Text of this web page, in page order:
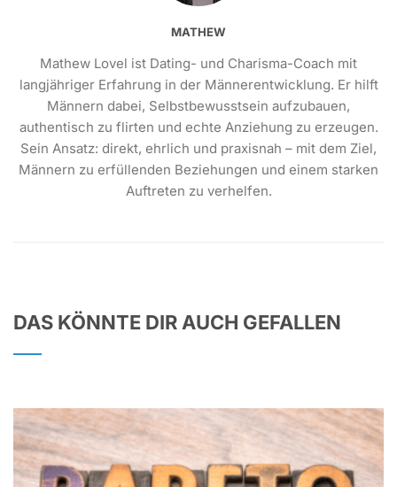
MATHEW
Mathew Lovel ist Dating- und Charisma-Coach mit
langjähriger Erfahrung in der Männerentwicklung. Er hilft
Männern dabei, Selbstbewusstsein aufzubauen,
authentisch zu flirten und echte Anziehung zu erzeugen.
Sein Ansatz: direkt, ehrlich und praxisnah – mit dem Ziel,
Männern zu erfüllenden Beziehungen und einem starken
Auftreten zu verhelfen.
DAS KÖNNTE DIR AUCH GEFALLEN